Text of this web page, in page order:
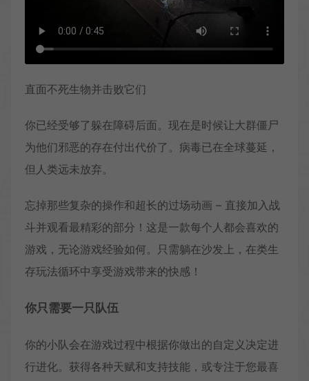
直面不死生物并击败它们
你已经受够了躲在障碍后面。现在是时候让大群僵尸
为他们邪恶的存在付出代价了。病毒已在全球蔓延，
但人类远未放弃。
忘掉那些复杂的操作和超长的过场动画 – 直接加入战
斗并观看最精彩的部分！这是一款每个人都会喜欢的
游戏，无论游戏经验如何。只需躺在沙发上，在类生
存玩法循环中享受游戏带来的快感！
你只需要一只队伍
你的小队会在游戏过程中根据你做出的自定义决定进
行进化。获得各种天赋和支持技能，或专注于您最喜